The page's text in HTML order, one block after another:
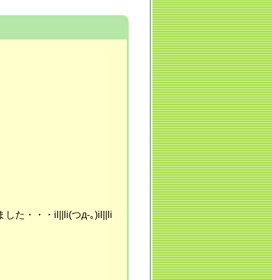
した・・・il||li(つд-｡)il||li